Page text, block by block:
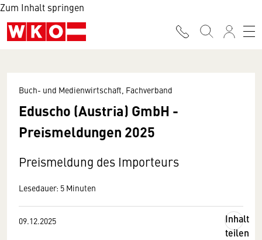
Zum Inhalt springen
Buch- und Medienwirtschaft, Fachverband
Eduscho (Austria) GmbH -
Preismeldungen 2025
Preismeldung des Importeurs
Lesedauer: 5 Minuten
09.12.2025
Inhalt
teilen